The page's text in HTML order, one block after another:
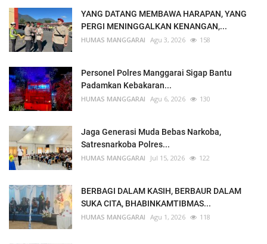
YANG DATANG MEMBAWA HARAPAN, YANG
PERGI MENINGGALKAN KENANGAN,...
HUMAS MANGGARAI Agu 3, 2026 158
Personel Polres Manggarai Sigap Bantu
Padamkan Kebakaran...
HUMAS MANGGARAI Agu 6, 2026 130
Jaga Generasi Muda Bebas Narkoba,
Satresnarkoba Polres...
HUMAS MANGGARAI Jul 15, 2026 122
BERBAGI DALAM KASIH, BERBAUR DALAM
SUKA CITA, BHABINKAMTIBMAS...
HUMAS MANGGARAI Agu 1, 2026 118